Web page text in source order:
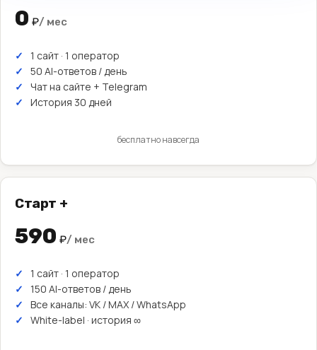
0 ₽/ мес
1 сайт · 1 оператор
50 AI-ответов / день
Чат на сайте + Telegram
История 30 дней
бесплатно навсегда
Старт +
590 ₽/ мес
1 сайт · 1 оператор
150 AI-ответов / день
Все каналы: VK / MAX / WhatsApp
White-label · история ∞